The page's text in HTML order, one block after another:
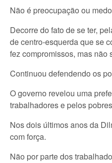
Não é preocupação ou
Decorre do fato de se ter,
de centro-esquerda que se
fez compromissos, mas não
Continuou defendendo os
O governo revelou uma
trabalhadores e pelos
Nos dois últimos anos da
com força.
Não por parte dos